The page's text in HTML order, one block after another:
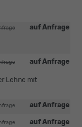
auf Anfrage
auf Anfrage
Lehne mit
auf Anfrage
auf Anfrage